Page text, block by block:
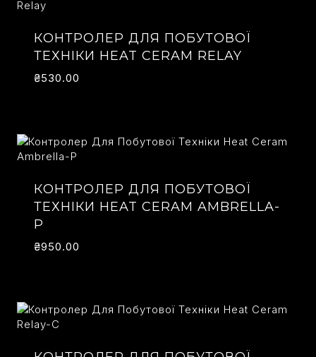
КОНТРОЛЕР ДЛЯ ПОБУТОВОЇ
ТЕХНІКИ HEAT CERAM RELAY
₴530.00
КОНТРОЛЕР ДЛЯ ПОБУТОВОЇ
ТЕХНІКИ HEAT CERAM AMBRELLA-
P
₴950.00